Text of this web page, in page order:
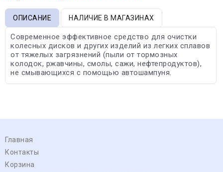
ОПИСАНИЕ НАЛИЧИЕ В МАГАЗИНАХ
Современное эффективное средство для очистки
колесных дисков и других изделий из легких сплавов
от тяжелых загрязнений (пыли от тормозных
колодок, ржавчины, смолы, сажи, нефтепродуктов),
не смывающихся с помощью автошампуня.
Главная
Контакты
Корзина